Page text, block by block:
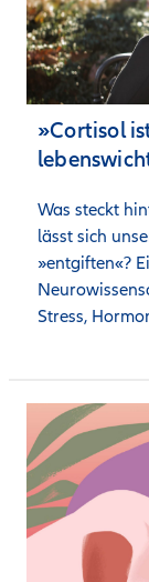
»Cortisol
Was steckt
lässt sich
»entgiften«?
Stress,